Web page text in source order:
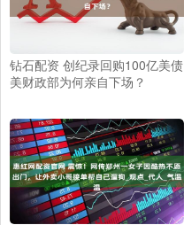
钻石配资 创纪录回购100亿美债
美财政部为何亲自下场？